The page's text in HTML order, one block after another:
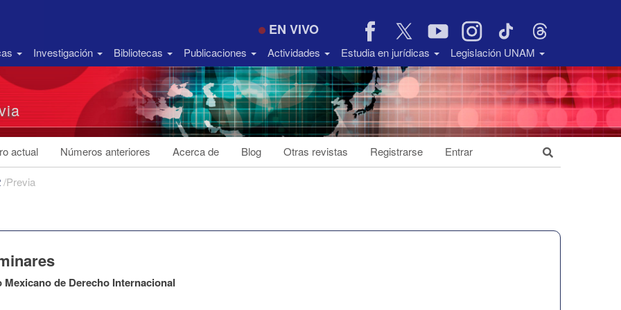
EN VIVO
Investigación Bibliotecas Publicaciones Actividades Estudia en jurídicas Legislación UNAM
actual Números anteriores Acerca de Blog Otras revistas Registrarse Entrar
/Previa
Mexicano de Derecho Internacional